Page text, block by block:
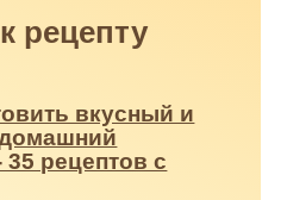
рецепту
вкусный и
35 рецептов с